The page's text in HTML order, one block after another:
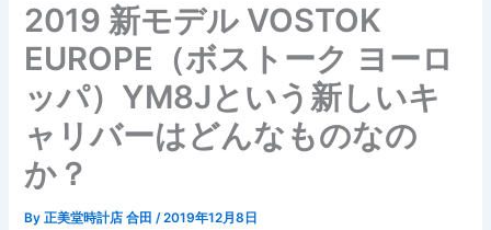
2019 新モデル VOSTOK
EUROPE（ボストーク ヨーロ
ッパ）YM8Jという新しいキ
ャリバーはどんなものなの
か？
By正美堂時計店 合田/2019年12月8日